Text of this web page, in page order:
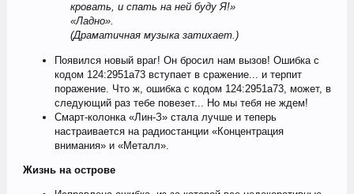
кровать, и спать на ней буду Я!»
«Ладно».
(Драматичная музыка затихает.)
Появился новый враг! Он бросил нам вызов! Ошибка с
кодом 124:2951a73 вступает в сражение... и терпит
поражение. Что ж, ошибка с кодом 124:2951a73, может, в
следующий раз тебе повезет... Но мы тебя не ждем!
Смарт-колонка «Лин-З» стала лучше и теперь
настраивается на радиостанции «Концентрация
внимания» и «Металл».
Жизнь на острове